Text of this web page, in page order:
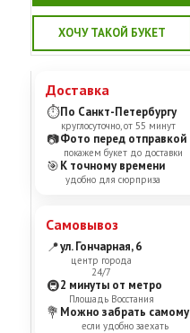
ХОЧУ ТАКОЙ БУКЕТ
Доставка
⏱По Санкт-Петербургу
круглосуточно, от 55 минут
📷Фото перед отправкой
покажем букет до доставки
🎯К точному времени
удобно для сюрприза
Самовывоз
📍ул. Гончарная, 6
центр города
24/7
🚇2 минуты от метро
Площадь Восстания
💐 Можно забрать самому
если удобно заехать